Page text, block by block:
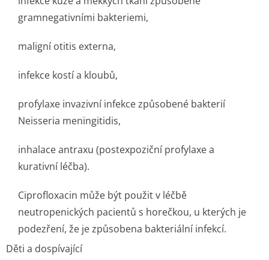
gramnegativními bakteriemi,
maligní otitis externa,
infekce kostí a kloubů,
profylaxe invazivní infekce způsobené bakterií
Neisseria meningitidis,
inhalace antraxu (postexpoziční profylaxe a
kurativní léčba).
Ciprofloxacin může být použit v léčbě
neutropenických pacientů s horečkou, u kterých je
podezření, že je způsobena bakteriální infekcí.
Děti a dospívající